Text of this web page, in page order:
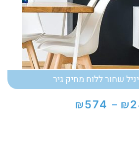
שחור ללוח מחיק גיר
₪
–
₪574
טווח